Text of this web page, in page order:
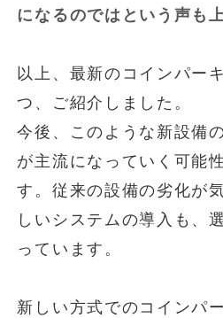
になるのではという声も
以上、最新のコインパー
つ、ご紹介しました。
今後、このような新設備
が主流になっていく可能
す。従来の設備の劣化が
しいシステムの導入も、
っています。
新しい方式でのコインパ